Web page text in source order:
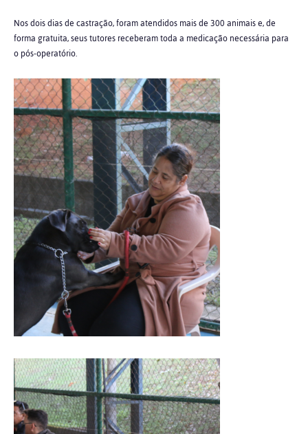
Nos dois dias de castração, foram atendidos mais de 300 animais e, de
forma gratuita, seus tutores receberam toda a medicação necessária para
o pós-operatório.